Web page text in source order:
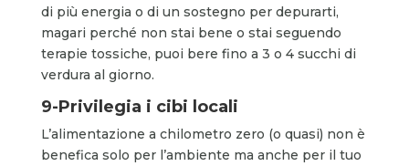
di più energia o di un sostegno per depurarti,
magari perché non stai bene o stai seguendo
terapie tossiche, puoi bere fino a 3 o 4 succhi di
verdura al giorno.
9-Privilegia i cibi locali
L’alimentazione a chilometro zero (o quasi) non è
benefica solo per l’ambiente ma anche per il tuo